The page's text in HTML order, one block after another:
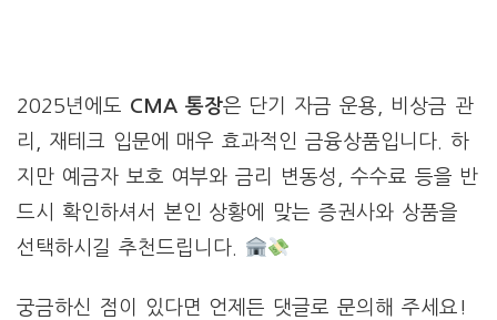
2025년에도 CMA 통장은 단기 자금 운용, 비상금 관
리, 재테크 입문에 매우 효과적인 금융상품입니다. 하
지만 예금자 보호 여부와 금리 변동성, 수수료 등을 반
드시 확인하셔서 본인 상황에 맞는 증권사와 상품을
선택하시길 추천드립니다.
궁금하신 점이 있다면 언제든 댓글로 문의해 주세요!